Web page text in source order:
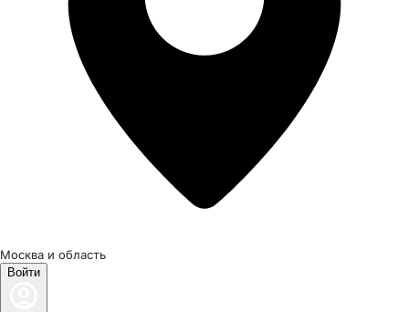
Москва и область
Войти